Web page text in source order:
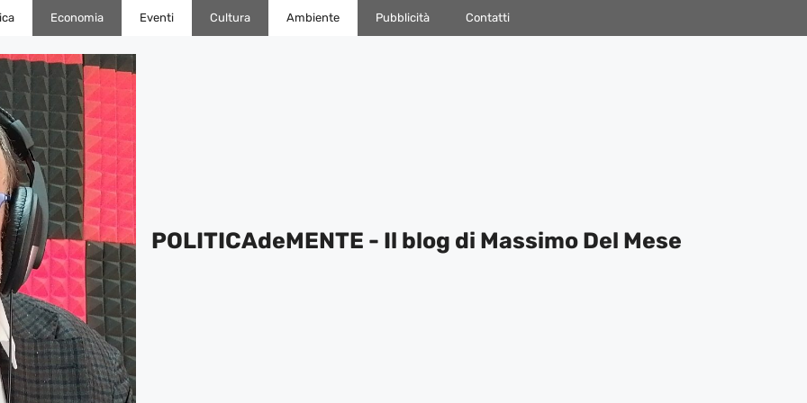
Economia Eventi Cultura Ambiente Pubblicità Contatti
POLITICAdeMENTE - Il blog di Massimo Del Mese